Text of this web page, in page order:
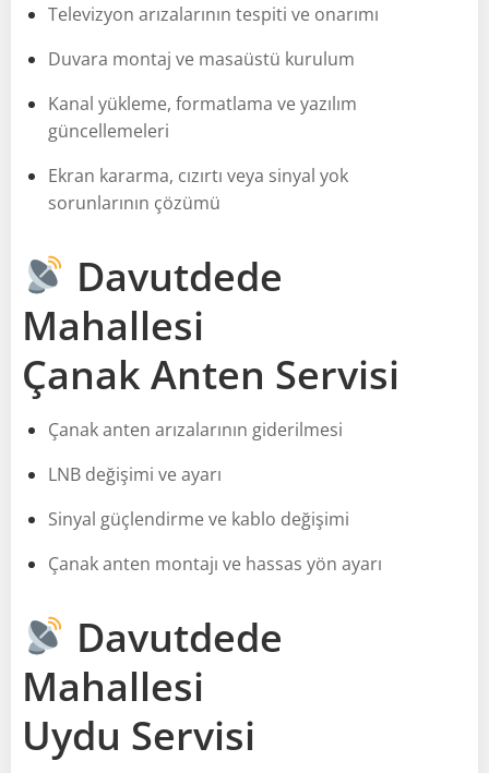
Televizyon arızalarının tespiti ve onarımı
Duvara montaj ve masaüstü kurulum
Kanal yükleme, formatlama ve yazılım
güncellemeleri
Ekran kararma, cızırtı veya sinyal yok
sorunlarının çözümü
Davutdede
Mahallesi
Çanak Anten Servisi
Çanak anten arızalarının giderilmesi
LNB değişimi ve ayarı
Sinyal güçlendirme ve kablo değişimi
Çanak anten montajı ve hassas yön ayarı
Davutdede
Mahallesi
Uydu Servisi